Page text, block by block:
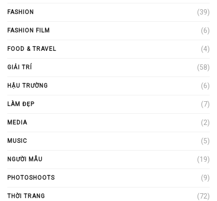
FASHION (39)
FASHION FILM (6)
FOOD & TRAVEL (4)
GIẢI TRÍ (58)
HẬU TRƯỜNG (6)
LÀM ĐẸP (7)
MEDIA (2)
MUSIC (5)
NGƯỜI MẪU (19)
PHOTOSHOOTS (9)
THỜI TRANG (72)